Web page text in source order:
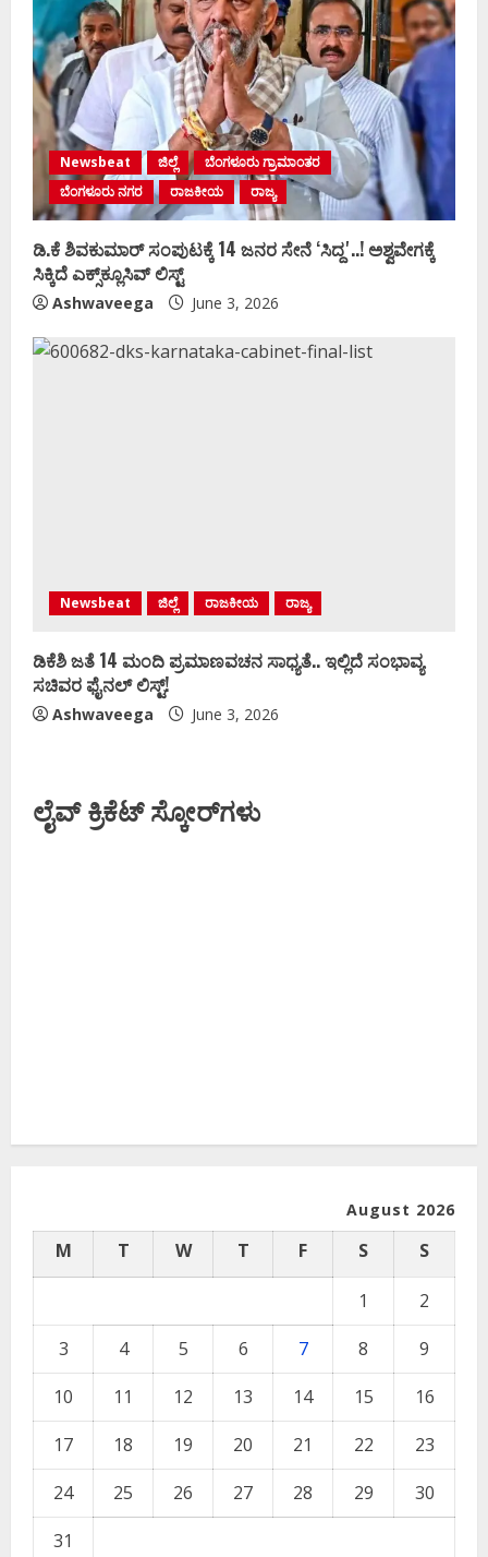
Newsbeat ಜಿಲ್ಲೆ
ಬೆಂಗಳೂರು ಗ್ರಾಮಾಂತರ
ಬೆಂಗಳೂರು ನಗರ
ರಾಜಕೀಯ ರಾಜ್ಯ
ಡಿ.ಕೆ ಶಿವಕುಮಾರ್‌ ಸಂಪುಟಕ್ಕೆ 14 ಜನರ ಸೇನೆ ʻಸಿದ್ದʼ..! ಅಶ್ವವೇಗಕ್ಕೆ
ಸಿಕ್ಕಿದೆ ಎಕ್ಸ್‌ಕ್ಲೂಸಿವ್‌ ಲಿಸ್ಟ್‌
Ashwaveega June 3, 2026
Newsbeat ಜಿಲ್ಲೆ ರಾಜಕೀಯ ರಾಜ್ಯ
ಡಿಕೆಶಿ ಜತೆ 14 ಮಂದಿ ಪ್ರಮಾಣವಚನ ಸಾಧ್ಯತೆ.. ಇಲ್ಲಿದೆ ಸಂಭಾವ್ಯ
ಸಚಿವರ ಫೈನಲ್ ಲಿಸ್ಟ್‌!
Ashwaveega June 3, 2026
ಲೈವ್ ಕ್ರಿಕೆಟ್ ಸ್ಕೋರ್‌ಗಳು
August 2026
M T W T F S S
1
2
3
4 5 6 7 8
9
10
11 12 13 14 15
16
17
18 19 20 21 22
23
24
25 26 27 28 29
30
31